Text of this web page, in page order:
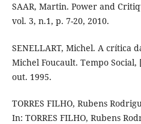
SAAR, Martin. Power and
vol. 3, n.1, p. 7-20, 2010.
SENELLART, Michel. A crítica
Michel Foucault. Tempo Social,
out. 1995.
TORRES FILHO, Rubens
In: TORRES FILHO, Rubens